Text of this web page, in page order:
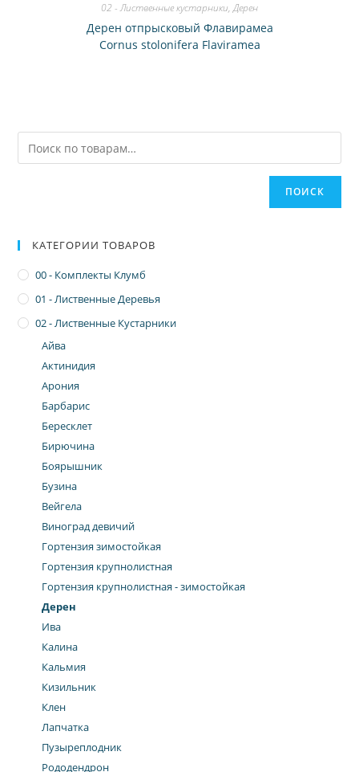
02 - Лиственные кустарники, Дерен
Дерен отпрысковый Флавирамеа
Cornus stolonifera Flaviramea
ПОИСК
КАТЕГОРИИ ТОВАРОВ
00 - Комплекты Клумб
01 - Лиственные Деревья
02 - Лиственные Кустарники
Айва
Актинидия
Арония
Барбарис
Бересклет
Бирючина
Боярышник
Бузина
Вейгела
Виноград девичий
Гортензия зимостойкая
Гортензия крупнолистная
Гортензия крупнолистная - зимостойкая
Дерен
Ива
Калина
Кальмия
Кизильник
Клен
Лапчатка
Пузыреплодник
Рододендрон